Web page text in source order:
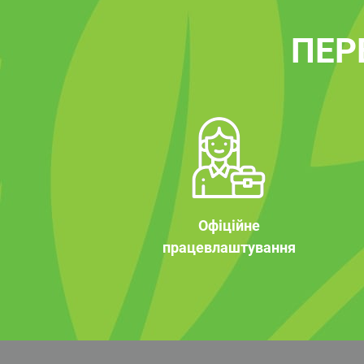
Офіційне
працевлаштування